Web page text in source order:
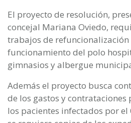
El proyecto de resolución,
concejal Mariana Oviedo,
trabajos de refuncionalización
funcionamiento del polo
gimnasios y albergue
Además el proyecto busca
de los gastos y contrataciones
los pacientes infectados por el